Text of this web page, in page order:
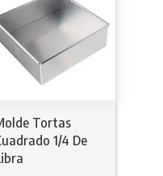
Tortas
1/4 De